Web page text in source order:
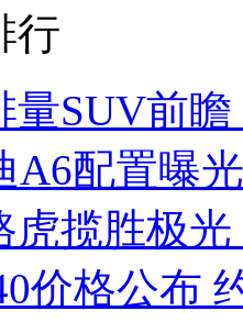
行
量SUV前
A6配置曝
虎揽胜极
价格公布